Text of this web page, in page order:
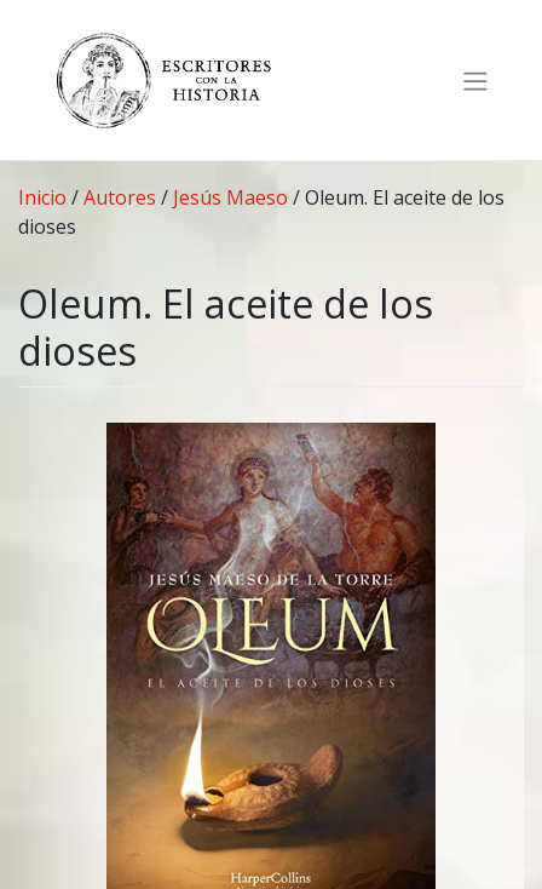
contenido
Inicio /Autores / Jesús Maeso /Oleum. El aceite de los
dioses
Oleum. El aceite de los
dioses